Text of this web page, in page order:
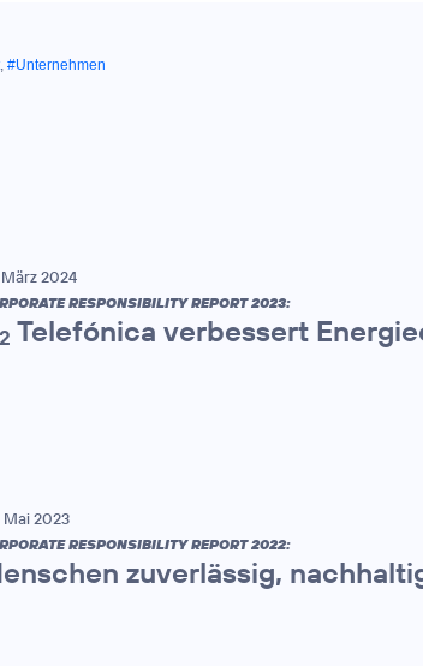
, #Unternehmen
2024
RESPONSIBILITY REPORT 2023:
2 Telefónica verbessert
Mai 2023
RESPONSIBILITY REPORT 2022:
zuverlässig,